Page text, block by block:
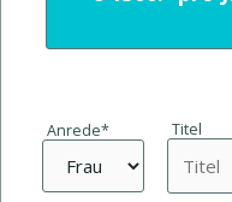
Anrede* Titel